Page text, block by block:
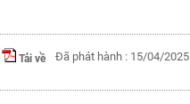
Tải về Đã phát hành : 15/04/2025